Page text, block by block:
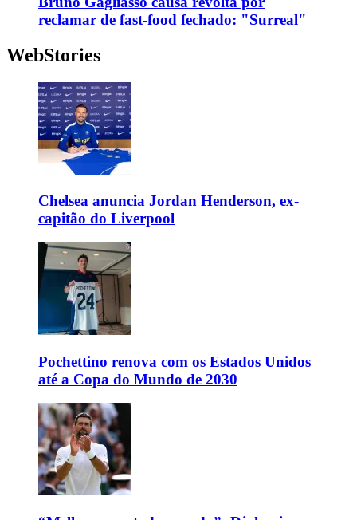
reclamar de fast-food fechado: "Surreal"
WebStories
Chelsea anuncia Jordan Henderson, ex-
capitão do Liverpool
Pochettino renova com os Estados Unidos
até a Copa do Mundo de 2030